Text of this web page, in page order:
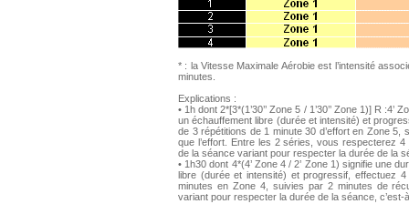
* : la Vitesse Maximale Aérobie est l’intensité
minutes.
Explications :
• 1h dont 2*[3*(1’30’’ Zone 5 / 1’30’’ Zone 1)] R
un échauffement libre (durée et intensité) et
de 3 répétitions de 1 minute 30 d’effort en Zone
que l’effort. Entre les 2 séries, vous respecterez
de la séance variant pour respecter la durée de la
• 1h30 dont 4*(4’ Zone 4 / 2’ Zone 1) signifie une
libre (durée et intensité) et progressif, effectuez
minutes en Zone 4, suivies par 2 minutes de
variant pour respecter la durée de la séance, c’est-